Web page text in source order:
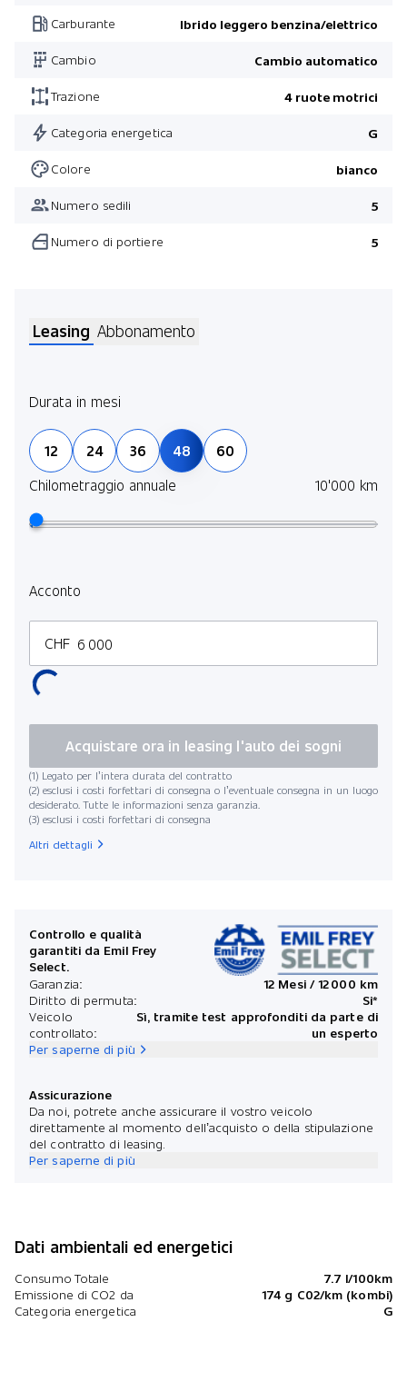
Carburante Ibrido leggero benzina/elettrico
Cambio Cambio automatico
Trazione 4 ruote motrici
Categoria energetica G
Colore bianco
Numero sedili 5
Numero di portiere 5
Leasing Abbonamento
Durata in mesi
12 24 36 48
60
Chilometraggio annuale
10'000 km
Acconto
CHF
(1) Legato per l’intera durata del contratto
(2) esclusi i costi forfettari di consegna o l’eventuale consegna in un luogo
desiderato. Tutte le informazioni senza garanzia.
(3) esclusi i costi forfettari di consegna
Acquistare ora in leasing l'auto dei sogni
Altri dettagli
Controllo e qualità
garantiti da Emil Frey
Select.
Garanzia:
12 Mesi / 12 000 km
Diritto di permuta:
Si*
Veicolo
controllato:
Sì, tramite test approfonditi da parte di
un esperto
Per saperne di più
Assicurazione
Da noi, potrete anche assicurare il vostro veicolo
direttamente al momento dell’acquisto o della stipulazione
del contratto di leasing.
Per saperne di più
Dati ambientali ed energetici
Consumo Totale
7.7 l/100km
Emissione di CO2 da
174 g C02/km (kombi)
Categoria energetica
G